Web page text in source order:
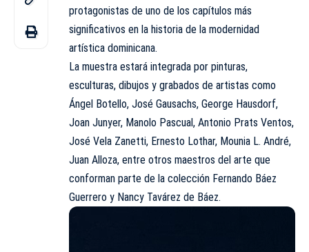
protagonistas de uno de los capítulos más
significativos en la historia de la modernidad
artística dominicana.
La muestra estará integrada por pinturas,
esculturas, dibujos y grabados de artistas como
Ángel Botello, José Gausachs, George Hausdorf,
Joan Junyer, Manolo Pascual, Antonio Prats Ventos,
José Vela Zanetti, Ernesto Lothar, Mounia L. André,
Juan Alloza, entre otros maestros del arte que
conforman parte de la colección Fernando Báez
Guerrero y Nancy Tavárez de Báez.